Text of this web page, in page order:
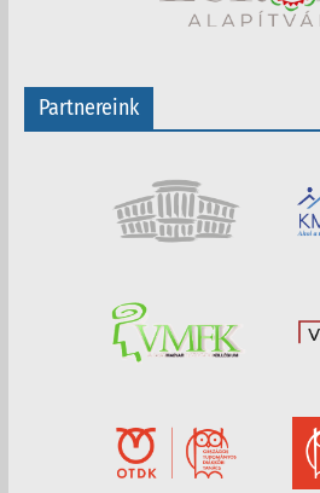
Partnereink